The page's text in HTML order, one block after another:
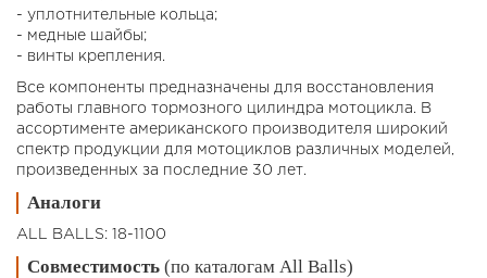
- уплотнительные кольца;
- медные шайбы;
- винты крепления.
Все компоненты предназначены для восстановления
работы главного тормозного цилиндра мотоцикла. В
ассортименте американского производителя широкий
спектр продукции для мотоциклов различных моделей,
произведенных за последние 30 лет.
Аналоги
ALL BALLS: 18-1100
Совместимость (по каталогам All Balls)